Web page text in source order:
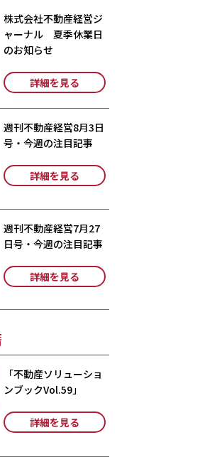
株式会社不動産経営ジ
ャーナル 夏季休業日
のお知らせ
詳細を見る
週刊不動産経営8月3日
号・今週の注目記事
詳細を見る
週刊不動産経営7月27
日号・今週の注目記事
詳細を見る
「不動産ソリューショ
ンブックVol.59」
詳細を見る